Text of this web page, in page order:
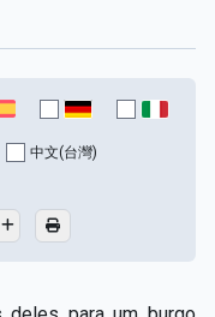
中文(台灣)